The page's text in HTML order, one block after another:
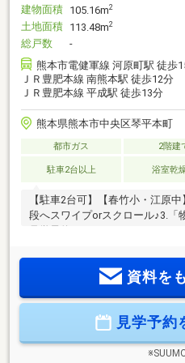
建物面積 105.16m2
土地面積 113.48m2
総戸数
-
熊本市電健軍線 河原町駅 徒歩
ＪＲ豊肥本線 南熊本駅 徒歩12分
ＪＲ豊肥本線 平成駅 徒歩13分
熊本県熊本市中央区琴平本町
都市ガス 2階建
駐車2台以上 浴室乾
【駐車2台可】【春竹小・江原
段へスワイプorスクロール♪3.「
てきた会社です。「すべての人
は出来るだけの妥協をせず、ご
ただける体制づくりを進めてい
資料を
見学予約